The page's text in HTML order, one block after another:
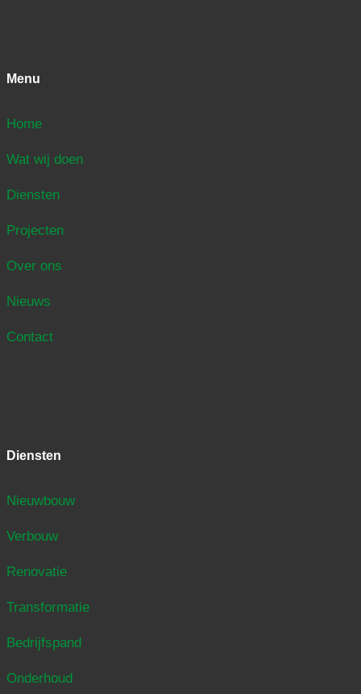
Menu
Home
Wat wij doen
Diensten
Projecten
Over ons
Nieuws
Contact
Diensten
Nieuwbouw
Verbouw
Renovatie
Transformatie
Bedrijfspand
Onderhoud